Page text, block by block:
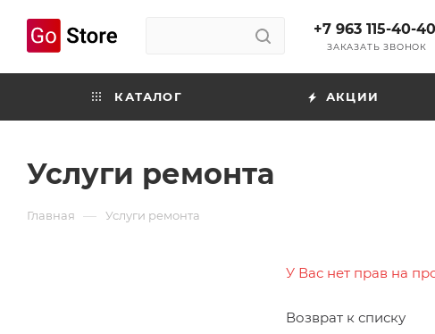
+7 963 115-40-40
ЗАКАЗАТЬ ЗВОНОК
КАТАЛОГ АКЦИИ
Услуги ремонта
Главная — Услуги ремонта
У Вас нет прав на
Возврат к списку